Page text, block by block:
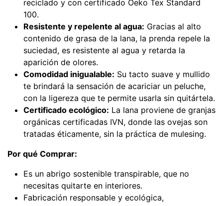
reciclado y con certificado Oeko Tex Standard
100.
Resistente y repelente al agua: Gracias al alto
contenido de grasa de la lana, la prenda repele la
suciedad, es resistente al agua y retarda la
aparición de olores.
Comodidad inigualable: Su tacto suave y mullido
te brindará la sensación de acariciar un peluche,
con la ligereza que te permite usarla sin quitártela.
Certificado ecológico: La lana proviene de granjas
orgánicas certificadas IVN, donde las ovejas son
tratadas éticamente, sin la práctica de mulesing.
Por qué Comprar:
Es un abrigo sostenible transpirable, que no
necesitas quitarte en interiores.
Fabricación responsable y ecológica,